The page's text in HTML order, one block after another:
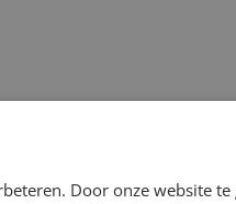
Door onze website